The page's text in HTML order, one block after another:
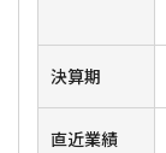
決算期
直近業績